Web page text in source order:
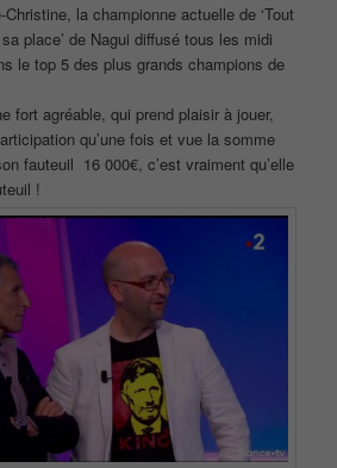
la championne actuelle de ‘Tout
place’ de Nagui diffusé tous les midi
le top 5 des plus grands champions de
fort agréable, qui prend plaisir à jouer,
qu’une fois et vue la somme
fauteuil 16 000€, c’est vraiment qu’elle
!